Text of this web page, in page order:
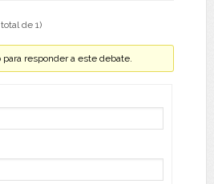
de 1)
responder a este debate.